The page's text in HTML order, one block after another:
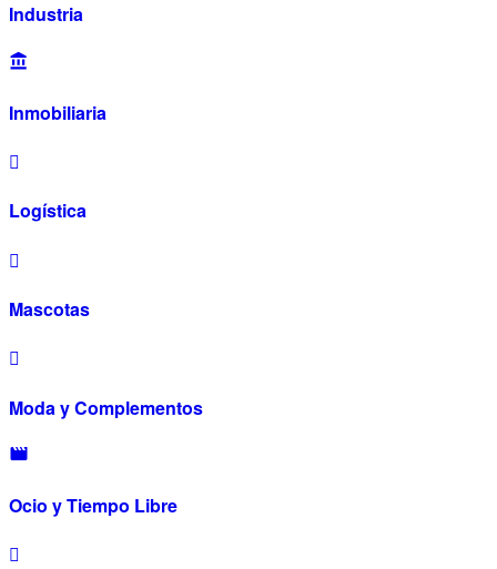
Industria
Inmobiliaria
Logística
Mascotas
Moda y Complementos
Ocio y Tiempo Libre